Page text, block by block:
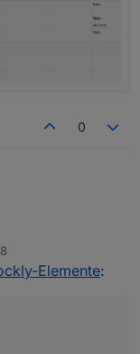
0
Elemente: